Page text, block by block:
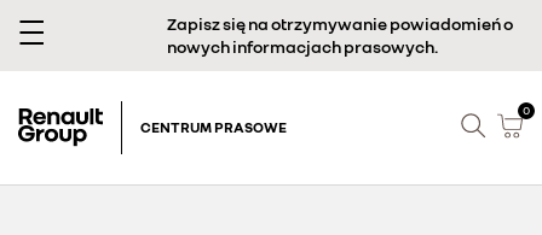
Zapisz się na otrzymywanie powiadomień o
nowych informacjach prasowych.
CENTRUM PRASOWE
0